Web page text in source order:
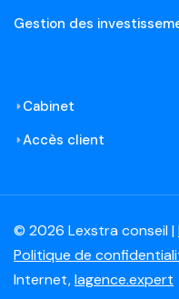
Gestion des
Cabinet
Accès client
© 2026 Lexstra conseil |
Politique de
Internet,lagence.expert